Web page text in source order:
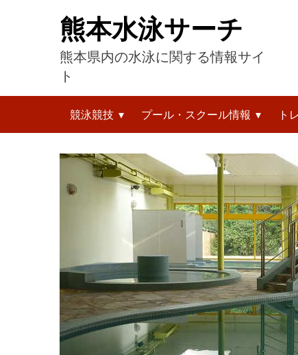
熊本水泳サーチ
熊本県内の水泳に関する情報サイ
ト
競泳競技 プール・スクール情報 ト
索: